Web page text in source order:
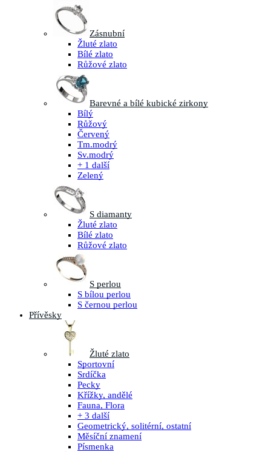
Zásnubní
Žluté zlato
Bílé zlato
Růžové zlato
Barevné a bílé kubické zirkony
Bílý
Růžový
Červený
Tm.modrý
Sv.modrý
+ 1 další
Zelený
S diamanty
Žluté zlato
Bílé zlato
Růžové zlato
S perlou
S bílou perlou
S černou perlou
Přívěsky
Žluté zlato
Sportovní
Srdíčka
Pecky
Křížky, andělé
Fauna, Flora
+ 3 další
Geometrický, solitérní, ostatní
Měsíční znamení
Písmenka